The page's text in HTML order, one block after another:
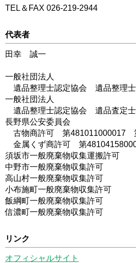
TEL＆FAX 026-219-2944
代表者
田幸 誠一
一般社団法人
遺品整理士認定協会 遺品整理
一般社団法人
遺品整理士認定協会 遺品査定
長野県公安委員会
古物商許可 第481011000017
金属くず商許可 第
須坂市一般廃棄物収集運搬許可
中野市一般廃棄物収集許可
高山村一般廃棄物収集許可
小布施町一般廃棄物収集許可
飯綱町一般廃棄物収集許可
信濃町一般廃棄物収集許可
リンク
オフィシャルサイト